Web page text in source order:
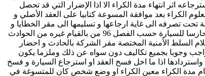
اثر انتهاء مدة الكراء الا اذا الإضرار التي قد تحصل
الكراء بعد موافقة المسوعة كتابيا على العقد الأصلي و
تصرفه الى غاية ارجاعها و تسليمها الى مقر الخطايا و
المعمول بها، بل يكون الوحيد من يدفع يرتكبه المتسوغ من مخالفات و تجاوزات للقوانين بها العمل مجلة الالتزمات و العقود و القوانين الجاري يعتبر حارسا للسيارة حسب الفصل 96 من بالقيام غيره من الحوادث
او التامين والحوادث : في صورة تعرض ساعة من الحادث واشعار و اعلام المسوغة في ظرف 24 بإجراءات اعلام السلط الأمنية المختصة مقر الشركة بالحادث و احضار
وجوبا بجميع تكاليف دون سواه عن ذلك وملزما يكون
اذا ما اخل فسخ العقد او استرجاع السيارة و فسخ
مدة الكراء معين الكراء او وضع شخص كان للمتسوغة في